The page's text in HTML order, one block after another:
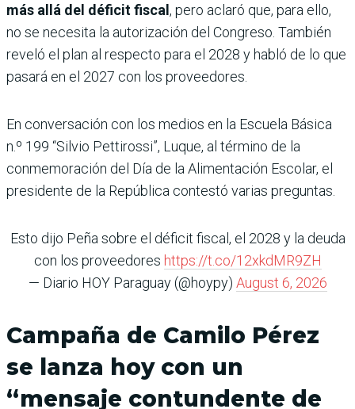
más allá del déficit fiscal, pero aclaró que, para ello,
no se necesita la autorización del Congreso. También
reveló el plan al respecto para el 2028 y habló de lo que
pasará en el 2027 con los proveedores.
En conversación con los medios en la Escuela Básica
n.º 199 “Silvio Pettirossi”, Luque, al término de la
conmemoración del Día de la Alimentación Escolar, el
presidente de la República contestó varias preguntas.
Esto dijo Peña sobre el déficit fiscal, el 2028 y la deuda
con los proveedores https://t.co/12xkdMR9ZH
— Diario HOY Paraguay (@hoypy) August 6, 2026
Campaña de Camilo Pérez
se lanza hoy con un
“mensaje contundente de